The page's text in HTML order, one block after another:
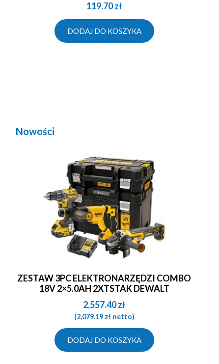
119.70zł
DODAJ DO KOSZYKA
Nowości
ZESTAW 3PC ELEKTRONARZĘDZI COMBO
18V 2×5.0AH 2XTSTAK DEWALT
2,557.40zł
(2,079.19 złnetto)
DODAJ DO KOSZYKA